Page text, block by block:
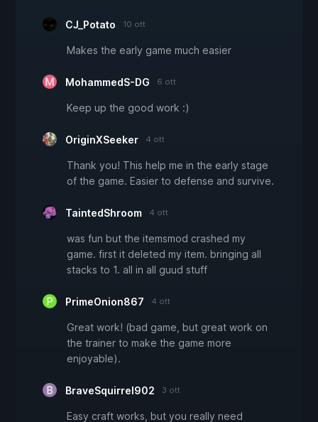
CJ_Potato 10 ott
Makes the early game much easier
MohammedS-DG 6 ott
Keep up the good work :)
OriginXSeeker 4 ott
Thank you! This help me in the early stage
of the game. Easier to defense and survive.
TaintedShroom 4 ott
was fun but the itemsmod crashed my
game. first it deleted my item. bringing all
stacks to 1. all in all guud stuff
PrimeOnion867 4 ott
Great work! (bad game, but great work on
the trainer to make the game more
enjoyable).
BraveSquirrel902 3 ott
Easy craft works, but you really need